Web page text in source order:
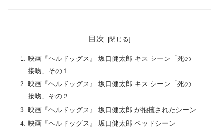
目次
映画『ヘルドッグス』 坂口健太郎 キス シーン「死の
接吻」その１
映画『ヘルドッグス』 坂口健太郎 キス シーン「死の
接吻」その２
映画『ヘルドッグス』 坂口健太郎 が抱擁されたシーン
映画『ヘルドッグス』 坂口健太郎 ベッドシーン